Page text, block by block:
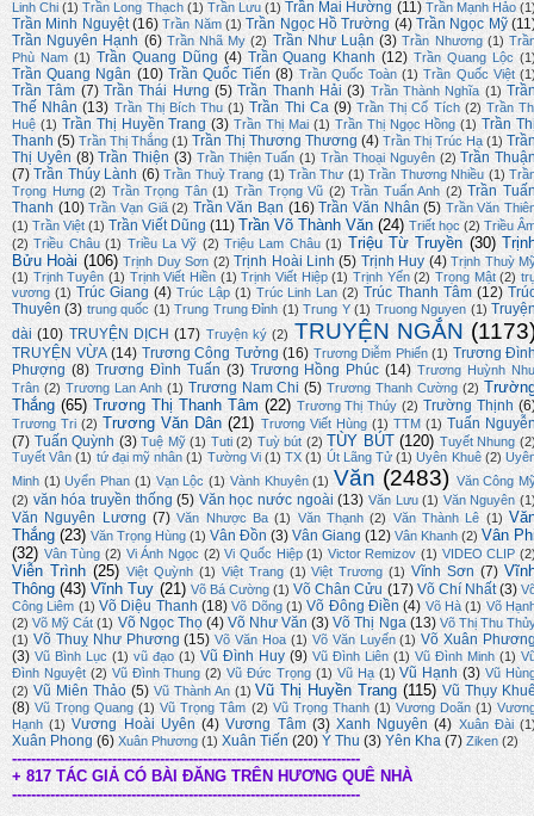
Linh Chi (1) Trần Long Thạch (1) Trần Lưu (1) Trần Mai Hường (11) Trần Mạnh Hảo
Trần Minh Nguyệt (16) Trần Năm (1) Trần Ngọc Hồ Trường (4) Trần Ngọc Mỹ
Trần Nguyên Hạnh (6) Trần Nhã My (2) Trần Như Luận (3) Trần Nhương (1)
Phù Nam (1) Trần Quang Dũng (4) Trần Quang Khanh (12) Trần Quang Lộc
Trần Quang Ngân (10) Trần Quốc Tiến (8) Trần Quốc Toàn (1) Trần Quốc Việt
Trần Tâm (7) Trần Thái Hưng (5) Trần Thanh Hải (3) Trần Thành Nghĩa (1)
Thế Nhân (13) Trần Thị Bích Thu (1) Trần Thi Ca (9) Trần Thị Cổ Tích (2) Trần
Huệ (1) Trần Thị Huyền Trang (3) Trần Thị Mai (1) Trần Thị Ngọc Hồng (1) Trần
Thanh (5) Trần Thị Thắng (1) Trần Thị Thương Thương (4) Trần Thị Trúc Hạ (1)
Thị Uyên (8) Trần Thiện (3) Trần Thiện Tuấn (1) Trần Thoại Nguyên (2) Trần
(7) Trần Thúy Lành (6) Trần Thuỳ Trang (1) Trần Thư (1) Trần Thương Nhiều (1)
Trọng Hưng (2) Trần Trọng Tân (1) Trần Trọng Vũ (2) Trần Tuấn Anh (2) Trần
Thanh (10) Trần Vạn Giã (2) Trần Văn Bạn (16) Trần Văn Nhân (5) Trần Văn
(1) Trần Việt (1) Trần Viết Dũng (11) Trần Võ Thành Văn (24) Triết học (2) Triều
(2) Triều Châu (1) Triều La Vỹ (2) Triệu Lam Châu (1) Triệu Từ Truyền (30)
Bửu Hoài (106) Trịnh Duy Sơn (2) Trịnh Hoài Linh (5) Trịnh Huy (4) Trịnh Thuỳ
(1) Trịnh Tuyên (1) Trịnh Viết Hiền (1) Trịnh Viết Hiệp (1) Trịnh Yến (2) Trọng Mật (2)
vương (1) Trúc Giang (4) Trúc Lập (1) Trúc Linh Lan (2) Trúc Thanh Tâm (12)
Thuyên (3) trung quốc (1) Trung Trung Đỉnh (1) Trung Y (1) Truong Nguyen (1)
dài (10) TRUYỆN DỊCH (17) Truyện ký (2) TRUYỆN NGẮN
TRUYỆN VỪA (14) Trương Công Tưởng (16) Trương Diễm Phiến (1) Trương
Phượng (8) Trương Đình Tuấn (3) Trương Hồng Phúc (14) Trương Huỳnh
Trân (2) Trương Lan Anh (1) Trương Nam Chi (5) Trương Thanh Cường (2)
Thắng (65) Trương Thị Thanh Tâm (22) Trương Thị Thúy (2) Trường Thịnh
Trương Tri (2) Trương Văn Dân (21) Trương Viết Hùng (1) TTM (1) Tuấn
(7) Tuấn Quỳnh (3) Tuệ Mỹ (1) Tuti (2) Tuỳ bút (2) TÙY BÚT (120) Tuyết Nhung
Tuyết Vân (1) tứ đại mỹ nhân (1) Tường Vi (1) TX (1) Út Lãng Tử (1) Uyên Khuê (2)
Minh (1) Uyển Phan (1) Vạn Lộc (1) Vành Khuyên (1) Văn (2483) Văn Công
(2) văn hóa truyền thống (5) Văn học nước ngoài (13) Văn Lưu (1) Văn Nguyên
Văn Nguyên Lương (7) Văn Nhược Ba (1) Văn Thạnh (2) Văn Thành Lê (1)
Thắng (23) Văn Trọng Hùng (1) Vân Đồn (3) Vân Giang (12) Vân Khanh (2) Vân
(32) Vân Tùng (2) Vi Ánh Ngọc (2) Vi Quốc Hiệp (1) Victor Remizov (1) VIDEO CLIP
Viễn Trình (25) Việt Quỳnh (1) Việt Trang (1) Việt Trương (1) Vĩnh Sơn (7)
Thông (43) Vĩnh Tuy (21) Võ Bá Cường (1) Võ Chân Cửu (17) Võ Chí Nhất (3)
Công Liêm (1) Võ Diệu Thanh (18) Võ Dõng (1) Võ Đông Điền (4) Võ Hà (1) Võ
(2) Võ Mỹ Cát (1) Võ Ngọc Thọ (4) Võ Như Văn (3) Võ Thị Nga (13) Võ Thị Thu
(1) Võ Thuỵ Như Phương (15) Võ Văn Hoa (1) Võ Văn Luyến (1) Võ Xuân
(3) Vũ Bình Lục (1) vũ đạo (1) Vũ Đình Huy (9) Vũ Đình Liên (1) Vũ Đình Minh (1)
Đình Nguyệt (2) Vũ Đình Thung (2) Vũ Đức Trọng (1) Vũ Hạ (1) Vũ Hạnh (3) Vũ
(2) Vũ Miên Thảo (5) Vũ Thành An (1) Vũ Thị Huyền Trang (115) Vũ Thụy
(8) Vũ Trọng Quang (1) Vũ Trọng Tâm (2) Vũ Trọng Thanh (1) Vương Doãn (1)
Hạnh (1) Vương Hoài Uyên (4) Vương Tâm (3) Xanh Nguyên (4) Xuân Đài
Xuân Phong (6) Xuân Phương (1) Xuân Tiến (20) Ý Thu (3) Yên Kha (7) Ziken (2)
-------------------------------------------------------------------------
+ 817 TÁC GIẢ CÓ BÀI ĐĂNG TRÊN HƯƠNG QUÊ NHÀ
-------------------------------------------------------------------------